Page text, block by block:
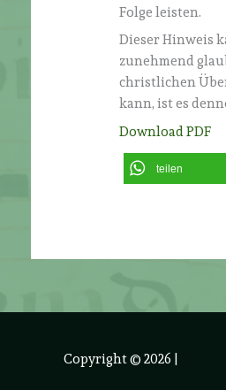
Folge leisten.
Dieser Hinweis
zunehmend
christlichen
kann, ist es
Download PDF
teilen
Copyright © 2026